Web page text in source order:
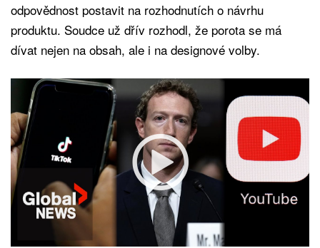
odpovědnost postavit na rozhodnutích o návrhu
produktu. Soudce už dřív rozhodl, že porota se má
dívat nejen na obsah, ale i na designové volby.